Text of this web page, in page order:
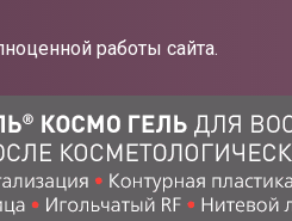
работы сайта.